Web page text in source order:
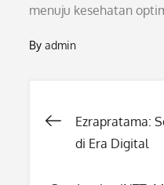
menuju kesehatan
Byadmin
Post
Ezrapratama:
di Era Digital